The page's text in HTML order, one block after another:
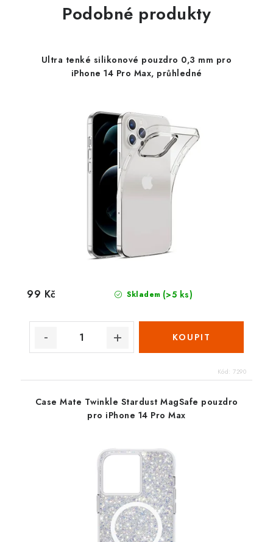
Podobné produkty
Ultra tenké silikonové pouzdro 0,3 mm pro
iPhone 14 Pro Max, průhledné
Skladem (>5 ks)
99 Kč
Kód: 7290
Case Mate Twinkle Stardust MagSafe pouzdro
pro iPhone 14 Pro Max